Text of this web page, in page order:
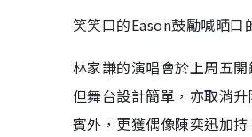
笑笑口的Eason鼓勵喊晒
林家謙的演唱會於上周五
但舞台設計簡單，亦取消
賓外，更獲偶像陳奕迅加